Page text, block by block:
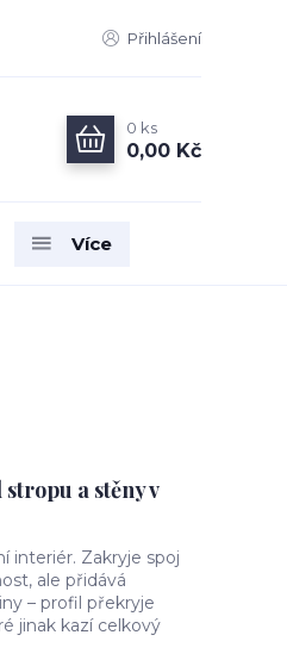
Přihlášení
0 ks
0,00 Kč
Více
a stěny v
interiér. Zakryje spoj
ale přidává
– profil překryje
jinak kazí celkový